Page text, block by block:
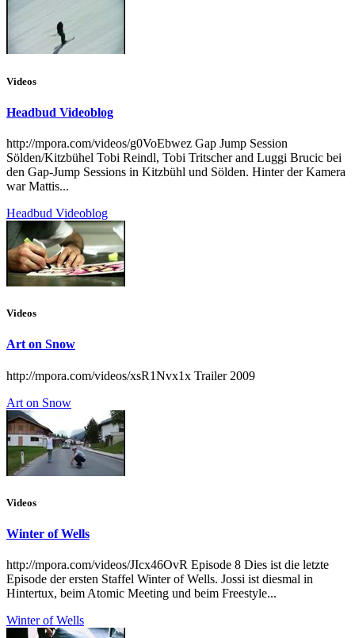
Videos
Headbud Videoblog
http://mpora.com/videos/g0VoEbwez Gap Jump Session
Sölden/Kitzbühel Tobi Reindl, Tobi Tritscher and Luggi Brucic bei
den Gap-Jump Sessions in Kitzbühl und Sölden. Hinter der Kamera
war Mattis...
Headbud Videoblog
Videos
Art on Snow
http://mpora.com/videos/xsR1Nvx1x Trailer 2009
Art on Snow
Videos
Winter of Wells
http://mpora.com/videos/JIcx46OvR Episode 8 Dies ist die letzte
Episode der ersten Staffel Winter of Wells. Jossi ist diesmal in
Hintertux, beim Atomic Meeting und beim Freestyle...
Winter of Wells